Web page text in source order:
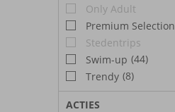
Only Adult
Premium Selection
Stedentrips
Swim-up (44)
Trendy (8)
ACTIES